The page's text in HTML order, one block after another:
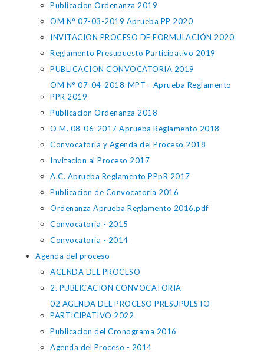
Publicacion Ordenanza 2019
OM N° 07-03-2019 Aprueba PP 2020
INVITACION PROCESO DE FORMULACIÓN 2020
Reglamento Presupuesto Participativo 2019
PUBLICACION CONVOCATORIA 2019
OM N° 07-04-2018-MPT - Aprueba Reglamento
PPR 2019
Publicacion Ordenanza 2018
O.M. 08-06-2017 Aprueba Reglamento 2018
Convocatoria y Agenda del Proceso 2018
Invitacion al Proceso 2017
A.C. Aprueba Reglamento PPpR 2017
Publicacion de Convocatoria 2016
Ordenanza Aprueba Reglamento 2016.pdf
Convocatoria - 2015
Convocatoria - 2014
Agenda del proceso
AGENDA DEL PROCESO
2. PUBLICACION CONVOCATORIA
02 AGENDA DEL PROCESO PRESUPUESTO
PARTICIPATIVO 2022
Publicacion del Cronograma 2016
Agenda del Proceso - 2014